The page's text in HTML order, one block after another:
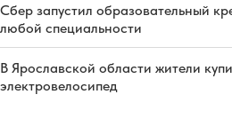
Сбер запустил образовательный
любой специальности
В Ярославской области жители
электровелосипед